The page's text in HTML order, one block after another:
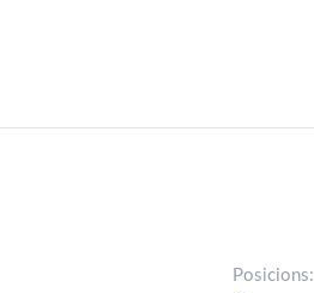
Posicions: